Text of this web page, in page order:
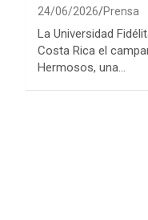
24/06/2026 Prensa
La Universidad
Costa Rica el
Hermosos, una…